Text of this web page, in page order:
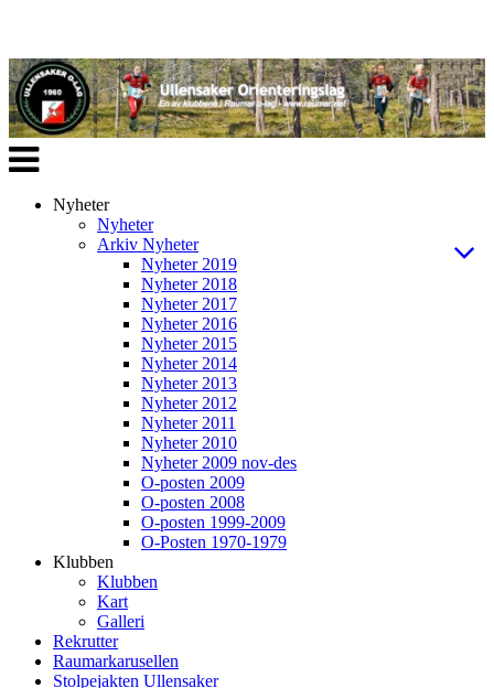
Veksle
navigasjon
Nyheter
Nyheter
Arkiv Nyheter
Nyheter 2019
Nyheter 2018
Nyheter 2017
Nyheter 2016
Nyheter 2015
Nyheter 2014
Nyheter 2013
Nyheter 2012
Nyheter 2011
Nyheter 2010
Nyheter 2009 nov-des
O-posten 2009
O-posten 2008
O-posten 1999-2009
O-Posten 1970-1979
Klubben
Klubben
Kart
Galleri
Rekrutter
Raumarkarusellen
Stolpejakten Ullensaker